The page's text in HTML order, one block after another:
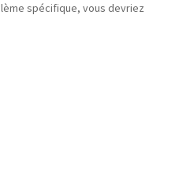
spécifique, vous devriez